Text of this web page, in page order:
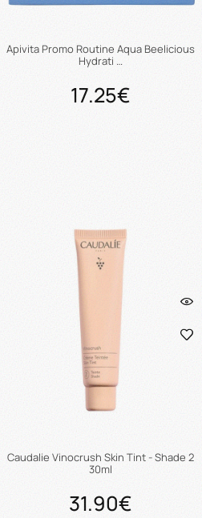
Apivita Promo Routine Aqua Beelicious
Hydrati …
17.25€
Προσθήκη στο καλάθι
Caudalie Vinocrush Skin Tint - Shade 2
30ml
31.90€